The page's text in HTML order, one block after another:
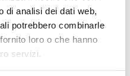
di analisi dei dati web,
potrebbero combinarle
loro o che hanno
servizi.
Per migliorare la sicurezza
un originale e
ottimizzata per lo stop-and-
consente ai pendolari di